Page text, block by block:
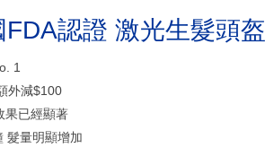
認證 激光生髮頭盔
1
外減$100
果已經顯著
髮量明顯增加